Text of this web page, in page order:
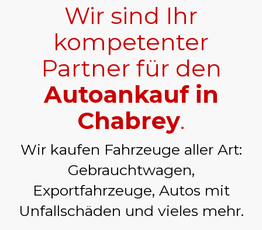
Wir sind Ihr
kompetenter
Partner für den
Autoankauf in
Chabrey.
Wir kaufen Fahrzeuge aller Art:
Gebrauchtwagen,
Exportfahrzeuge, Autos mit
Unfallschäden und vieles mehr.